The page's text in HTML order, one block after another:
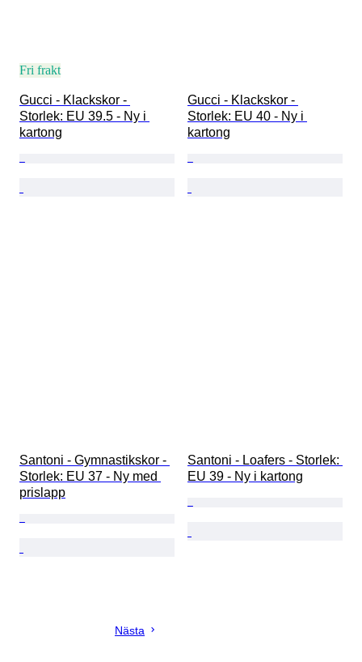
Fri frakt
Gucci - Klackskor -
Storlek: EU 39.5 - Ny i
kartong
Gucci - Klackskor -
Storlek: EU 40 - Ny i
kartong
Santoni - Gymnastikskor -
Storlek: EU 37 - Ny med
prislapp
Santoni - Loafers - Storlek:
EU 39 - Ny i kartong
Nästa